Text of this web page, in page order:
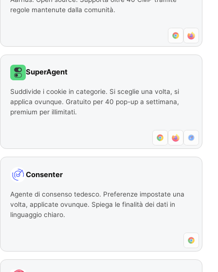
regole mantenute dalla comunità.
SuperAgent
Suddivide i cookie in categorie. Si sceglie una volta, si
applica ovunque. Gratuito per 40 pop-up a settimana,
premium per illimitati.
Consenter
Agente di consenso tedesco. Preferenze impostate una
volta, applicate ovunque. Spiega le finalità dei dati in
linguaggio chiaro.